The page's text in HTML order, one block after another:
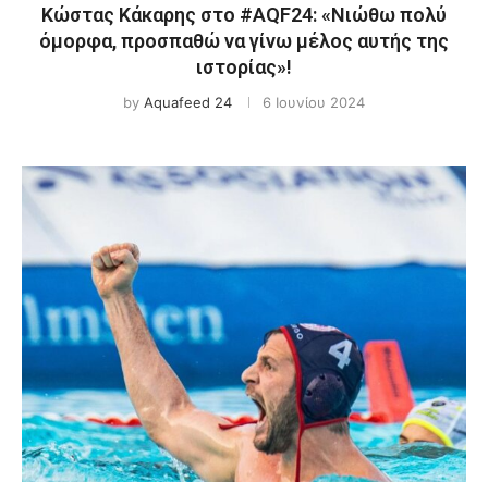
Κώστας Κάκαρης στο #AQF24: «Νιώθω πολύ
όμορφα, προσπαθώ να γίνω μέλος αυτής της
ιστορίας»!
by Aquafeed 24 6 Ιουνίου 2024